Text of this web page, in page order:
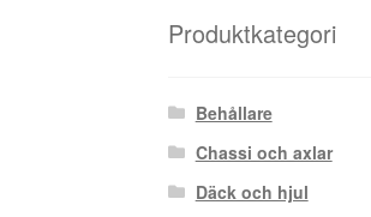
Produktkategori
Behållare
Chassi och axlar
Däck och hjul